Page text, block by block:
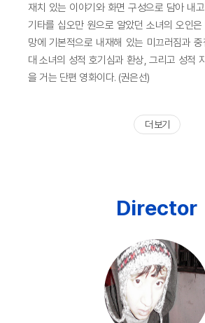
재치 있는 이야기와 화면 구성으로 담아 내
기타를 십오만 원으로 알았던 소녀의 오인
망에 기본적으로 내재해 있는 미끄러짐과
대 소녀의 성적 호기심과 환상, 그리고 성적
을 거는 단편 영화이다. (권은선)
더 보기
Director